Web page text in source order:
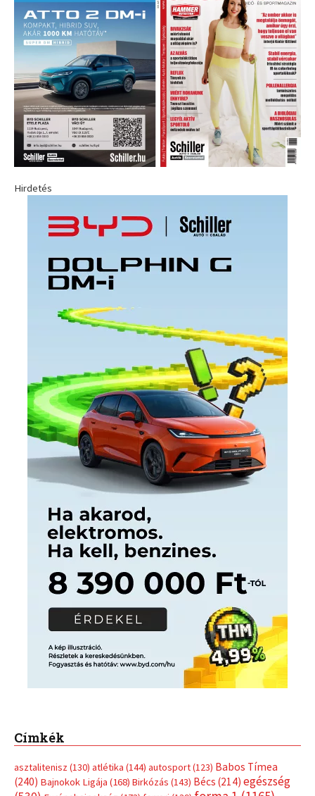
Hirdetés
Címkék
asztalitenisz (130) atlétika (144) autosport(123) Babos Tímea
(240) Bajnokok Ligája (168) Birkózás (143) Bécs (214) egészség